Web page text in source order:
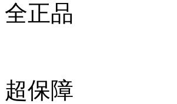
全正品
超保障